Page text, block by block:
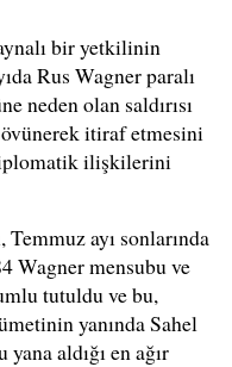
bir yetkilinin
Rus Wagner paralı
neden olan saldırısı
itiraf etmesini
ilişkilerini
ayı sonlarında
Wagner mensubu ve
tutuldu ve bu,
yanında Sahel
aldığı en ağır